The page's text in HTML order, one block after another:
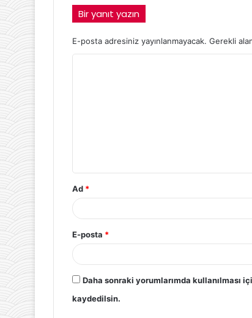
Bir yanıt yazın
E-posta adresiniz yayınlanmayacak. Gerekli
Ad *
E-posta *
Daha sonraki yorumlarımda kullanılması
kaydedilsin.